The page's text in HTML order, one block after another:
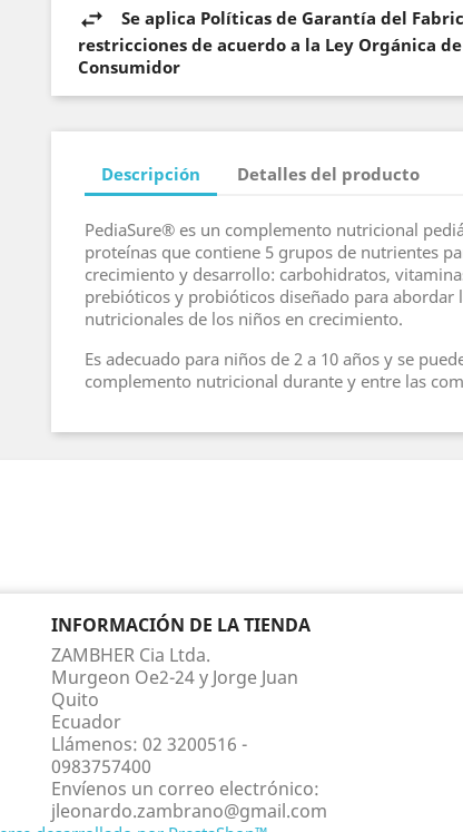
Se aplica Políticas de Garantía del
restricciones de acuerdo a la Ley Orgánica
Consumidor
Descripción Detalles del producto
PediaSure® es un complemento nutricional
proteínas que contiene 5 grupos de nutrientes
crecimiento y desarrollo: carbohidratos,
prebióticos y probióticos diseñado para abordar
nutricionales de los niños en crecimiento.
Es adecuado para niños de 2 a 10 años y se
complemento nutricional durante y entre las
INFORMACIÓN DE LA TIENDA
ZAMBHER Cia Ltda.
Murgeon Oe2-24 y Jorge Juan
Quito
Ecuador
Llámenos: 02 3200516 -
0983757400
Envíenos un correo electrónico:
jleonardo.zambrano@gmail.com